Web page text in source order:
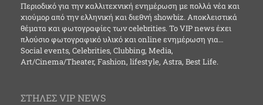
Περιοδικό για την καλλιτεχνική ενημέρωση με πολλά νέα και
χιούμορ από την ελληνική και διεθνή showbiz. Αποκλειστικά
θέματα και φωτογραφίες των celebrities. Το VIP news έχει
πλούσιο φωτογραφικό υλικό και online ενημέρωση για…
Social events, Celebrities, Clubbing, Media,
Art/Cinema/Theater, Fashion, lifestyle, Astra, Best Life.
ΣΤΗΛΕΣ VIP NEWS